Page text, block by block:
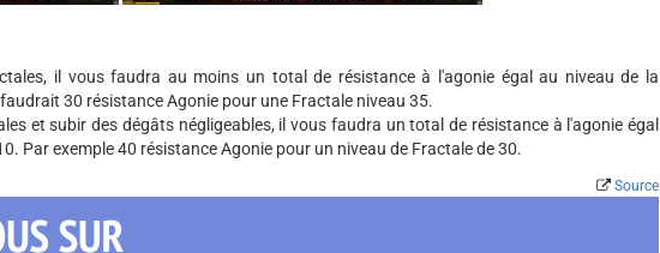
il vous faudra au moins un total de résistance à l'agonie égal au niveau de la
30 résistance Agonie pour une Fractale niveau 35.
et subir des dégâts négligeables, il vous faudra un total de résistance à l'agonie égal
Par exemple 40 résistance Agonie pour un niveau de Fractale de 30.
Source